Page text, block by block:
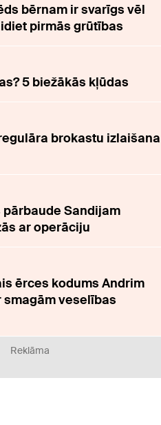
bērnam ir svarīgs vēl
pirmās grūtības
5 biežākās kļūdas
brokastu izlaišana
Sandijam
ar operāciju
ērces kodums Andrim
veselības
Reklāma